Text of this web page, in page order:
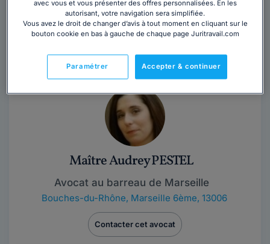
Maître Cédric BERNAT est avocat à Bordeaux. Son
cabinet est à l'écoute des demandes de ses clients et
Maître Audrey PESTEL
Avocat au barreau de Marseille
Bouches-du-Rhône, Marseille 6ème, 13006
Contacter cet avocat
avec vous et vous présenter des offres personnalisées. En les
autorisant, votre navigation sera simplifiée.
Vous avez le droit de changer d’avis à tout moment en cliquant sur le
bouton cookie en bas à gauche de chaque page Juritravail.com
Accepter & continuer
Paramétrer